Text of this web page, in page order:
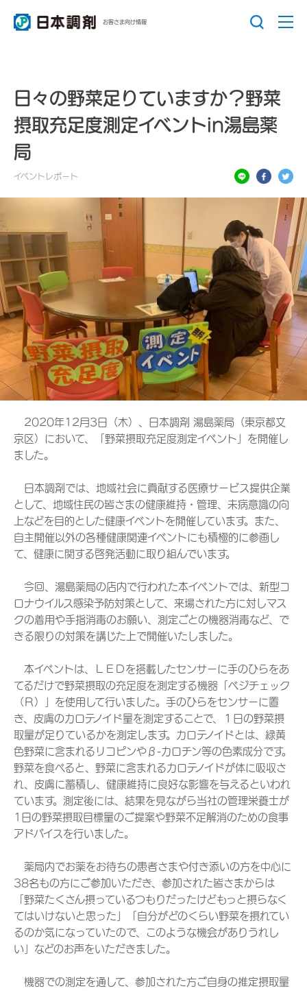
お客さま向け情報
日々の野菜足りていますか？野菜
摂取充足度測定イベントin湯島薬
局
イベントレポート
2020年12月3日（木）、日本調剤 湯島薬局（東京都文
京区）において、「野菜摂取充足度測定イベント」を開催し
ました。
日本調剤では、地域社会に貢献する医療サービス提供企業
として、地域住民の皆さまの健康維持・管理、未病意識の向
上などを目的とした健康イベントを開催しています。また、
自主開催以外の各種健康関連イベントにも積極的に参画し
て、健康に関する啓発活動に取り組んでいます。
今回、湯島薬局の店内で行われた本イベントでは、新型コ
ロナウイルス感染予防対策として、来場された方に対しマス
クの着用や手指消毒のお願い、測定ごとの機器消毒など、で
きる限りの対策を講じた上で開催いたしました。
本イベントは、ＬＥＤを搭載したセンサーに手のひらをあ
てるだけで野菜摂取の充足度を測定する機器「ベジチェック
（Ｒ）」を使用して行いました。手のひらをセンサーに置
き、皮膚のカロテノイド量を測定することで、１日の野菜摂
取量が足りているかを測定します。カロテノイドとは、緑黄
色野菜に含まれるリコピンやβ-カロチン等の色素成分です。
野菜を食べると、野菜に含まれるカロテノイドが体に吸収さ
れ、皮膚に蓄積し、健康維持に良好な影響を与えるといわれ
ています。測定後には、結果を見ながら当社の管理栄養士が
1日の野菜摂取目標量のご提案や野菜不足解消のための食事
アドバイスを行いました。
薬局内でお薬をお待ちの患者さまや付き添いの方を中心に
38名もの方にご参加いただき、参加された皆さまからは
「野菜たくさん摂っているつもりだったけどもっと摂らなく
てはいけないと思った」「自分がどのくらい野菜を摂れてい
るのか気になっていたので、このような機会がありうれし
い」などのお声をいただきました。
機器での測定を通して、参加された方ご自身の推定摂取量